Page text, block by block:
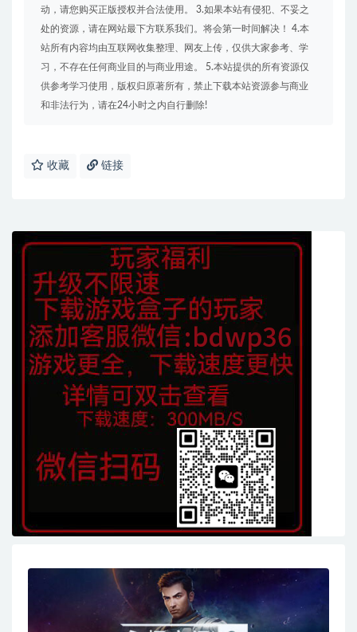
动，请您购买正版授权并合法使用。 3.如果本站有侵犯、不妥之
处的资源，请在网站最下方联系我们。将会第一时间解决！ 4.本
站所有内容均由互联网收集整理、网友上传，仅供大家参考、学
习，不存在任何商业目的与商业用途。 5.本站提供的所有资源仅
供参考学习使用，版权归原著所有，禁止下载本站资源参与商业
和非法行为，请在24小时之内自行删除!
收藏 链接